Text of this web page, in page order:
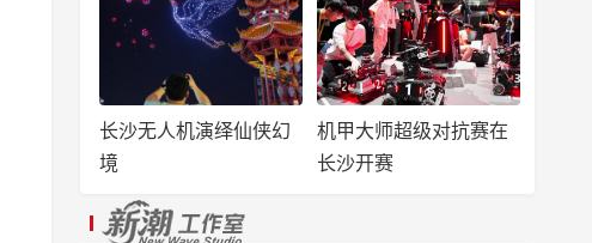
长沙无人机演绎仙侠幻
境
机甲大师超级对抗赛在
长沙开赛